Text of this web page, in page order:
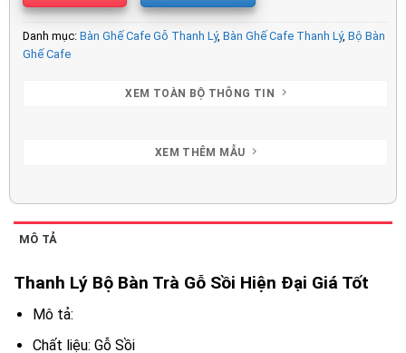
Danh mục: Bàn Ghế Cafe Gỗ Thanh Lý, Bàn Ghế Cafe Thanh Lý, Bộ Bàn
Ghế Cafe
XEM TOÀN BỘ THÔNG TIN
XEM THÊM MẪU
MÔ TẢ
Thanh Lý Bộ Bàn Trà Gỗ Sồi Hiện Đại Giá Tốt
Mô tả:
Chất liệu: Gỗ Sồi